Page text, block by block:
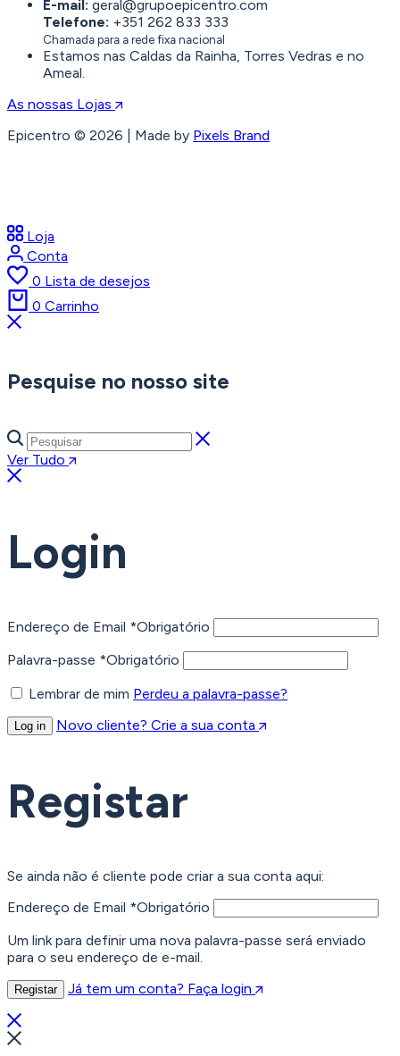
E-mail: geral@grupoepicentro.com
Telefone: +351 262 833 333
Chamada para a rede fixa nacional
Estamos nas Caldas da Rainha, Torres Vedras e no
Ameal.
As nossas Lojas
Epicentro © 2026 | Made by Pixels Brand
Loja
Conta
0 Lista de desejos
0 Carrinho
Pesquise no nosso site
Ver Tudo
Login
Endereço de Email *Obrigatório
Palavra-passe *Obrigatório
Lembrar de mim Perdeu a palavra-passe?
Log in Novo cliente? Crie a sua conta
Registar
Se ainda não é cliente pode criar a sua conta aqui:
Endereço de Email *Obrigatório
Um link para definir uma nova palavra-passe será enviado
para o seu endereço de e-mail.
Registar Já tem um conta? Faça login